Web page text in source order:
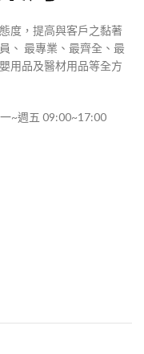
度，提高與客戶之黏著
、 最專業、最齊全、最
用品及醫材用品等全方
~週五 09:00~17:00